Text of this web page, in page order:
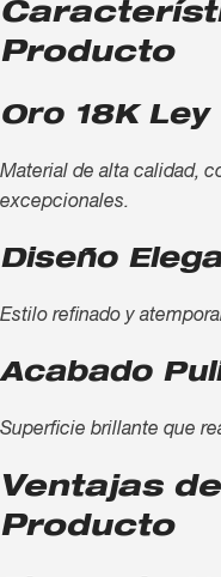
Producto
Oro 18K Ley
Material de alta calidad,
excepcionales.
Diseño
Estilo refinado y
Acabado
Superficie brillante que
Ventajas
Producto